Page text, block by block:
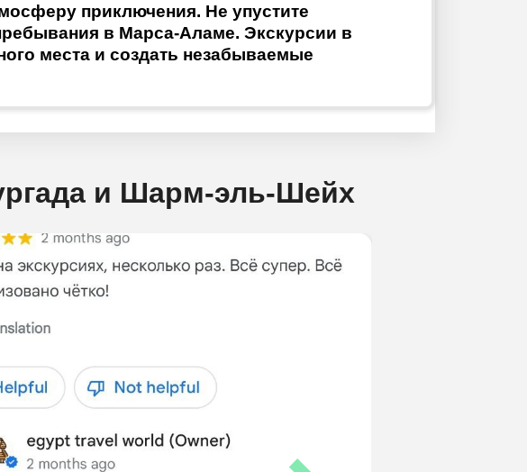
приключения. Не упустите
в Марса-Аламе. Экскурсии в
места и создать незабываемые
и Шарм-эль-Шейх
(FAQ):
трансфер?